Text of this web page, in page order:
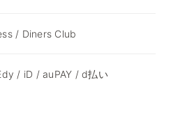
/ Diners Club
/ iD / auPAY / d払い